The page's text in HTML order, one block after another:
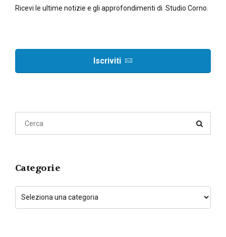
Ricevi le ultime notizie e gli approfondimenti di Studio Corno.
Iscriviti
Categorie